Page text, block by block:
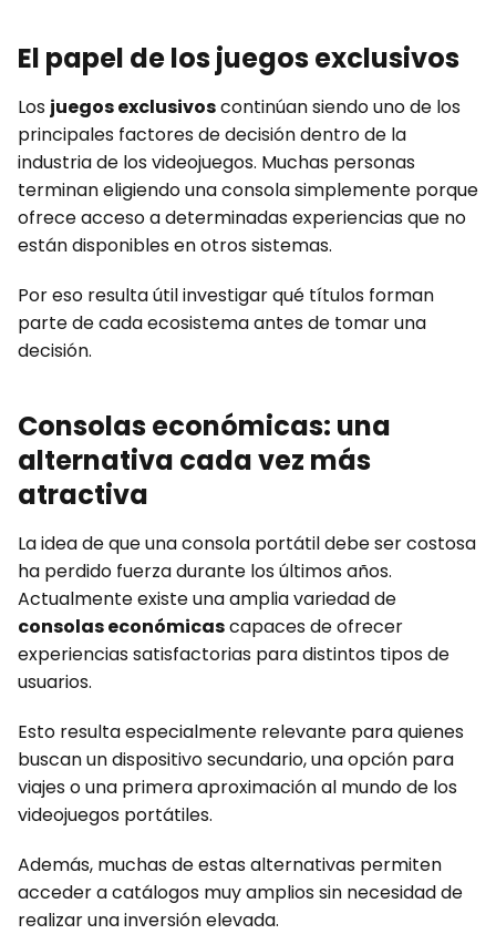
El papel de los juegos exclusivos
Los juegos exclusivoscontinúan siendo uno de los
principales factores de decisión dentro de la
industria de los videojuegos. Muchas personas
terminan eligiendo una consola simplemente porque
ofrece acceso a determinadas experiencias que no
están disponibles en otros sistemas.
Por eso resulta útil investigar qué títulos forman
parte de cada ecosistema antes de tomar una
decisión.
Consolas económicas: una
alternativa cada vez más
atractiva
La idea de que una consola portátil debe ser costosa
ha perdido fuerza durante los últimos años.
Actualmente existe una amplia variedad de
consolas económicascapaces de ofrecer
experiencias satisfactorias para distintos tipos de
usuarios.
Esto resulta especialmente relevante para quienes
buscan un dispositivo secundario, una opción para
viajes o una primera aproximación al mundo de los
videojuegos portátiles.
Además, muchas de estas alternativas permiten
acceder a catálogos muy amplios sin necesidad de
realizar una inversión elevada.